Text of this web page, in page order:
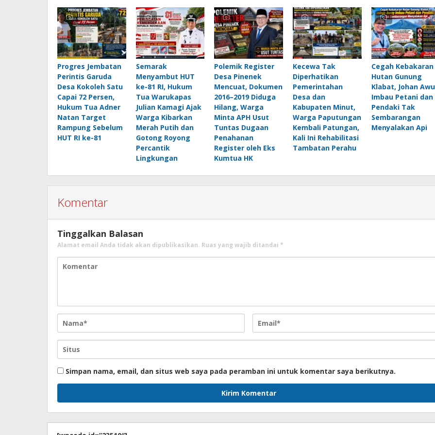
Progres Jembatan
Perintis Garuda
Desa Kokoleh Satu
Capai 72 Persen,
Hukum Tua Adner
Natan Target
Rampung Sebelum
HUT RI ke-81
Semarak
Menyambut HUT
ke-81 RI, Hukum
Tua Warukapas
Julian Kamagi Ajak
Warga Kibarkan
Merah Putih dan
Gotong Royong
Percantik
Lingkungan
Polemik Register
Desa Pinenek
Mencuat, Dokumen
2016–2019 Diduga
Hilang, Warga
Minta APH Usut
Tuntas Dugaan
Penahanan
Register oleh Eks
Kumtua HK
Kecewa Tak
Diperhatikan
Pemerintahan
Desa dan
Kabupaten Minut,
Warga Paputungan
Kembali Patungan,
Kali Ini Rehabilitasi
Tambatan Perahu
Cegah Kebakaran
Hutan Gunung
Klabat, Johan
Imbau Petani dan
Pendaki Tak
Sembarangan
Menyalakan Api
Komentar
Tinggalkan Balasan
Alamat email Anda tidak akan dipublikasikan. Ruas yang wajib ditandai *
Simpan nama, email, dan situs web saya pada peramban ini untuk komentar saya berikutnya.